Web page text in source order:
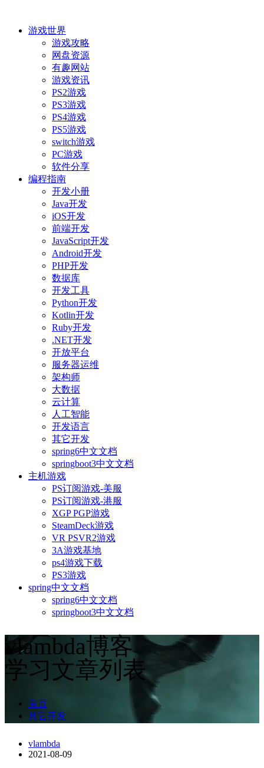
游戏世界
游戏攻略
网盘资源
有趣网站
游戏资讯
PS2游戏
PS3游戏
PS4游戏
PS5游戏
switch游戏
PC游戏
软件分享
编程指南
开发小册
Java开发
iOS开发
前端开发
JavaScript开发
Android开发
PHP开发
数据库
开发工具
Python开发
Kotlin开发
Ruby开发
.NET开发
开放平台
服务器运维
架构师
大数据
云计算
人工智能
开发语言
其它开发
spring6中文文档
springboot3中文文档
主机游戏
PS订阅游戏-美服
PS订阅游戏-港服
XGP PGP游戏
SteamDeck游戏
VR PSVR2游戏
3A游戏基地
ps4游戏下载
PS3游戏
spring中文文档
spring6中文文档
springboot3中文文档
vlambda博客
学习文章列表
首页
其它开发
vlambda
2021-08-09